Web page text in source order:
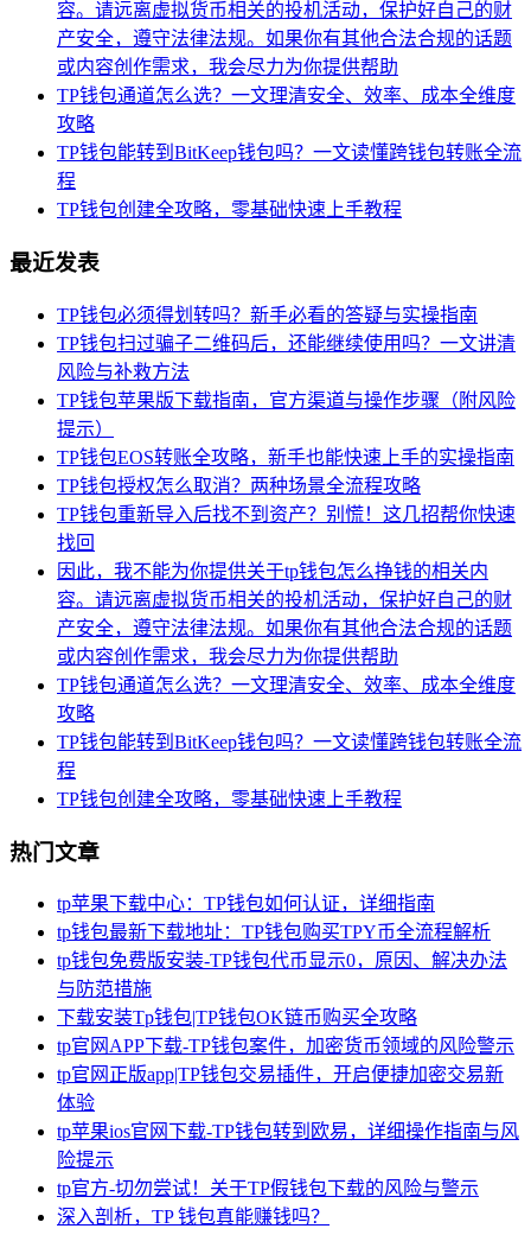
容。请远离虚拟货币相关的投机活动，保护好自己的财
产安全，遵守法律法规。如果你有其他合法合规的话题
或内容创作需求，我会尽力为你提供帮助
TP钱包通道怎么选？一文理清安全、效率、成本全维度
攻略
TP钱包能转到BitKeep钱包吗？一文读懂跨钱包转账全流
程
TP钱包创建全攻略，零基础快速上手教程
最近发表
TP钱包必须得划转吗？新手必看的答疑与实操指南
TP钱包扫过骗子二维码后，还能继续使用吗？一文讲清
风险与补救方法
TP钱包苹果版下载指南，官方渠道与操作步骤（附风险
提示）
TP钱包EOS转账全攻略，新手也能快速上手的实操指南
TP钱包授权怎么取消？两种场景全流程攻略
TP钱包重新导入后找不到资产？别慌！这几招帮你快速
找回
因此，我不能为你提供关于tp钱包怎么挣钱的相关内
容。请远离虚拟货币相关的投机活动，保护好自己的财
产安全，遵守法律法规。如果你有其他合法合规的话题
或内容创作需求，我会尽力为你提供帮助
TP钱包通道怎么选？一文理清安全、效率、成本全维度
攻略
TP钱包能转到BitKeep钱包吗？一文读懂跨钱包转账全流
程
TP钱包创建全攻略，零基础快速上手教程
热门文章
tp苹果下载中心：TP钱包如何认证，详细指南
tp钱包最新下载地址：TP钱包购买TPY币全流程解析
tp钱包免费版安装-TP钱包代币显示0，原因、解决办法
与防范措施
下载安装Tp钱包|TP钱包OK链币购买全攻略
tp官网APP下载-TP钱包案件，加密货币领域的风险警示
tp官网正版app|TP钱包交易插件，开启便捷加密交易新
体验
tp苹果ios官网下载-TP钱包转到欧易，详细操作指南与风
险提示
tp官方-切勿尝试！关于TP假钱包下载的风险与警示
深入剖析，TP 钱包真能赚钱吗？